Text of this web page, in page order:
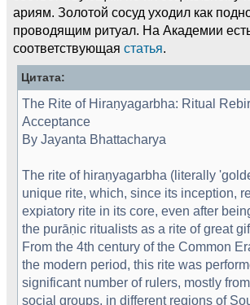
ариям. Золотой сосуд уходил как
проводящим ритуал. На Академии
соответствующая статья.
Цитата:
The Rite of Hiraṇyagarbha: Ritual
Acceptance
By Jayanta Bhattacharya
The rite of hiraṇyagarbha (literally
unique rite, which, since its inception,
expiatory rite in its core, even after
the purāṇic ritualists as a rite of great
From the 4th century of the Common
the modern period, this rite was
significant number of rulers, mostly
social groups, in different regions of